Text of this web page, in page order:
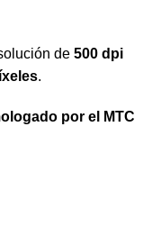
de 500 dpi
.
por el MTC